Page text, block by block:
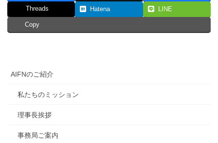
Threads Hatena LINE
Copy
AIFNのご紹介
私たちのミッション
理事長挨拶
事務局ご案内